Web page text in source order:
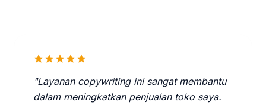
starstarstarstarstar
"Layanan copywriting ini sangat membantu
dalam meningkatkan penjualan toko saya.